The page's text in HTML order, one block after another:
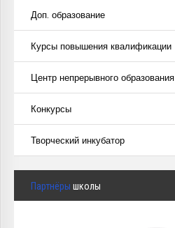
Доп. образование
Курсы повышения квалификации
Центр непрерывного образования
Конкурсы
Творческий инкубатор
Партнёры школы